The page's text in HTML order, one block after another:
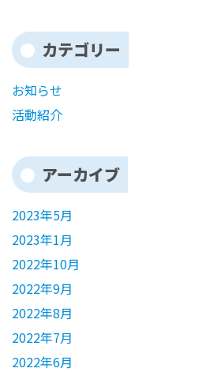
カテゴリー
お知らせ
活動紹介
アーカイブ
2023年5月
2023年1月
2022年10月
2022年9月
2022年8月
2022年7月
2022年6月